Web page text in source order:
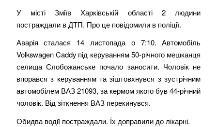
У місті Зміїв Харківській області 2 людини
постраждали в ДТП. Про це повідомили в поліції.
Аварія сталася 14 листопада о 7:10. Автомобіль
Volkswagen Caddy під керуванням 50-річного мешканця
селища Слобожанське почало заносити. Чоловік не
впорався з керуванням та зіштовхнувся з зустрічним
автомобілем ВАЗ 21093, за кермом якого був 44-річний
чоловік. Від зіткнення ВАЗ перекинувся.
Обидва водії постраждали. Їх доправили до лікарні.